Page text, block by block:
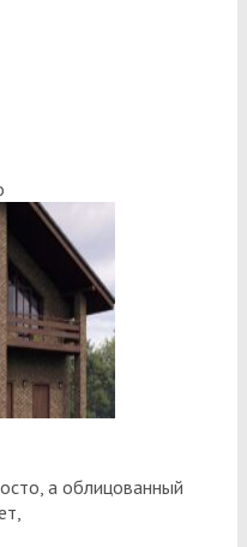
а облицованный